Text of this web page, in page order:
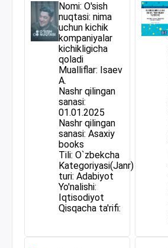
Nomi: O'sish
nuqtasi: nima
uchun kichik
kompaniyalar
kichikligicha
qoladi
Mualliflar: Isaev
A.
Nashr qilingan
sanasi:
01.01.2025
Nashr qilingan
sanasi: Asaxiy
books
Tili: O`zbekcha
Kategoriyasi(Janr)
turi: Adabiyot
Yo'nalishi:
Iqtisodiyot
Qisqacha ta'rifi: